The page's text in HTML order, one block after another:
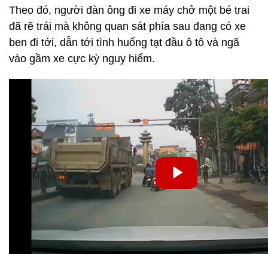
Theo đó, người đàn ông đi xe máy chở một bé trai
đã rẽ trái mà không quan sát phía sau đang có xe
ben đi tới, dẫn tới tình huống tạt đầu ô tô và ngã
vào gầm xe cực kỳ nguy hiểm.